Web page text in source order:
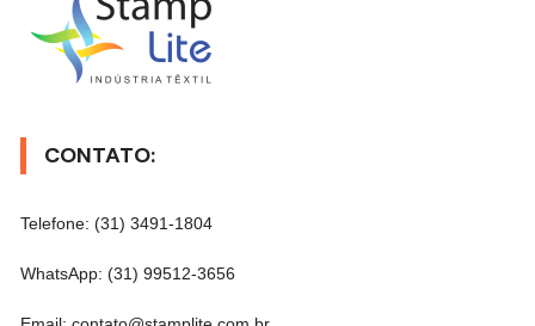
CONTATO:
Telefone: (31) 3491-1804
WhatsApp: (31) 99512-3656